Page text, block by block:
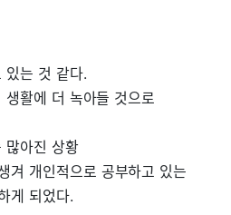
있는 것 같다.
활에 더 녹아들 것으로
많아진 상황
겨 개인적으로 공부하고 있는
게 되었다.